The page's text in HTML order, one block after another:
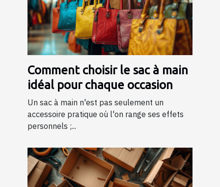
Comment choisir le sac à main
idéal pour chaque occasion
Un sac à main n'est pas seulement un
accessoire pratique où l'on range ses effets
personnels ;...